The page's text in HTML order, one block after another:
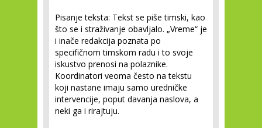
Pisanje teksta: Tekst se piše timski, kao
što se i straživanje obavljalo. „Vreme“ je
i inače redakcija poznata po
specifičnom timskom radu i to svoje
iskustvo prenosi na polaznike.
Koordinatori veoma često na tekstu
koji nastane imaju samo uredničke
intervencije, poput davanja naslova, a
neki ga i rirajtuju.